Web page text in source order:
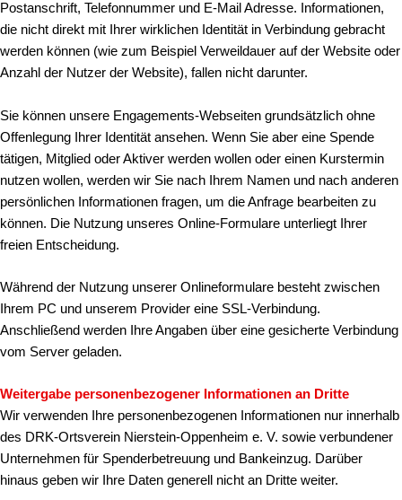
Postanschrift, Telefonnummer und E-Mail Adresse. Informationen,
die nicht direkt mit Ihrer wirklichen Identität in Verbindung gebracht
werden können (wie zum Beispiel Verweildauer auf der Website oder
Anzahl der Nutzer der Website), fallen nicht darunter.
Sie können unsere Engagements-Webseiten grundsätzlich ohne
Offenlegung Ihrer Identität ansehen. Wenn Sie aber eine Spende
tätigen, Mitglied oder Aktiver werden wollen oder einen Kurstermin
nutzen wollen, werden wir Sie nach Ihrem Namen und nach anderen
persönlichen Informationen fragen, um die Anfrage bearbeiten zu
können. Die Nutzung unseres Online-Formulare unterliegt Ihrer
freien Entscheidung.
Während der Nutzung unserer Onlineformulare besteht zwischen
Ihrem PC und unserem Provider eine SSL-Verbindung.
Anschließend werden Ihre Angaben über eine gesicherte Verbindung
vom Server geladen.
Weitergabe personenbezogener Informationen an Dritte
Wir verwenden Ihre personenbezogenen Informationen nur innerhalb
des DRK-Ortsverein Nierstein-Oppenheim e. V. sowie verbundener
Unternehmen für Spenderbetreuung und Bankeinzug. Darüber
hinaus geben wir Ihre Daten generell nicht an Dritte weiter.